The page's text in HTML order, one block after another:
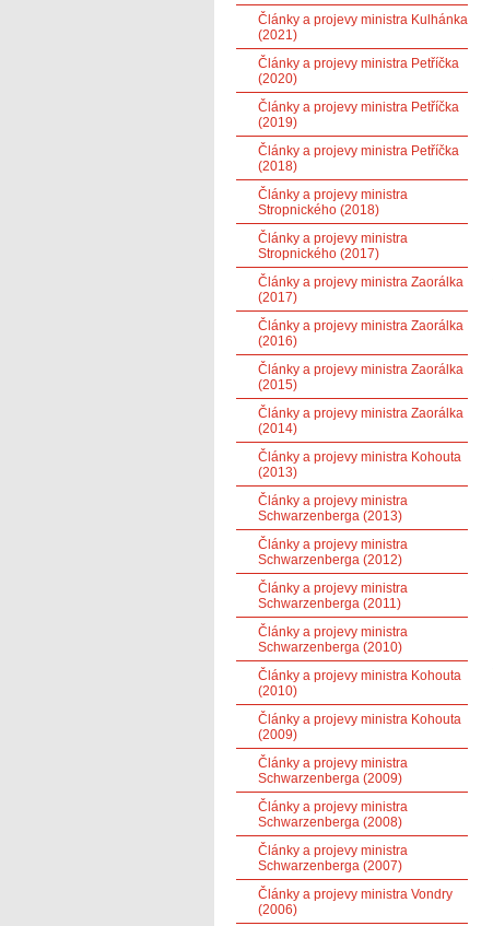
Články a projevy ministra Kulhánka
(2021)
Články a projevy ministra Petříčka
(2020)
Články a projevy ministra Petříčka
(2019)
Články a projevy ministra Petříčka
(2018)
Články a projevy ministra
Stropnického (2018)
Články a projevy ministra
Stropnického (2017)
Články a projevy ministra Zaorálka
(2017)
Články a projevy ministra Zaorálka
(2016)
Články a projevy ministra Zaorálka
(2015)
Články a projevy ministra Zaorálka
(2014)
Články a projevy ministra Kohouta
(2013)
Články a projevy ministra
Schwarzenberga (2013)
Články a projevy ministra
Schwarzenberga (2012)
Články a projevy ministra
Schwarzenberga (2011)
Články a projevy ministra
Schwarzenberga (2010)
Články a projevy ministra Kohouta
(2010)
Články a projevy ministra Kohouta
(2009)
Články a projevy ministra
Schwarzenberga (2009)
Články a projevy ministra
Schwarzenberga (2008)
Články a projevy ministra
Schwarzenberga (2007)
Články a projevy ministra Vondry
(2006)